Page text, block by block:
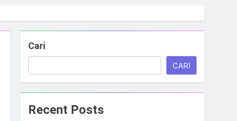
Cari
CARI
Recent Posts